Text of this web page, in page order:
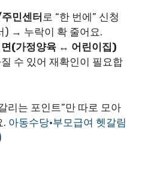
민센터 로 “한 번에” 신청
) → 누락이 확 줄어요.
면(가정양육 ↔ 어린이집)
수 있어 재확인이 필요합
리는 포인트”만 따로 모아
. 아동수당·부모급여 헷갈림